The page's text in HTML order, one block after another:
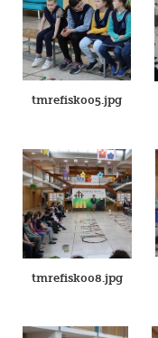
tmrefisk005.jpg
tmrefisk008.jpg